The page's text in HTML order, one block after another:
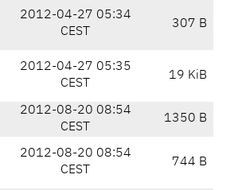
2012-04-27 05:34
CEST
307 B
2012-04-27 05:35
CEST
19 KiB
2012-08-20 08:54
CEST
1350 B
2012-08-20 08:54
CEST
744 B